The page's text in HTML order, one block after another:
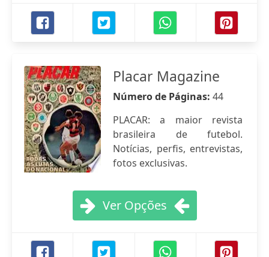
Placar Magazine
Número de Páginas: 44
PLACAR: a maior revista
brasileira de futebol.
Notícias, perfis, entrevistas,
fotos exclusivas.
Ver Opções